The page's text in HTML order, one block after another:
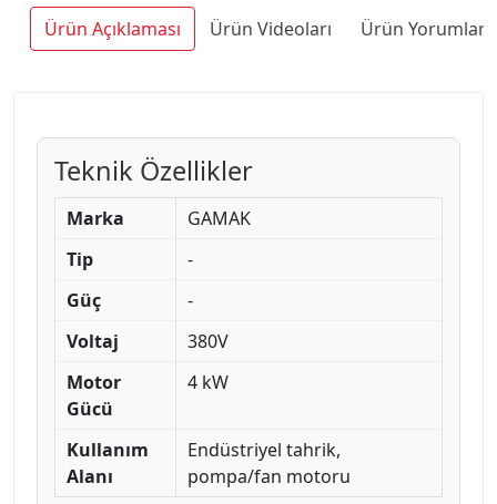
Ürün Açıklaması Ürün Videoları Ürün Yorumları
Teknik Özellikler
Marka
GAMAK
Tip
-
Güç
-
Voltaj
380V
Motor
Gücü
4 kW
Kullanım
Alanı
Endüstriyel tahrik,
pompa/fan motoru